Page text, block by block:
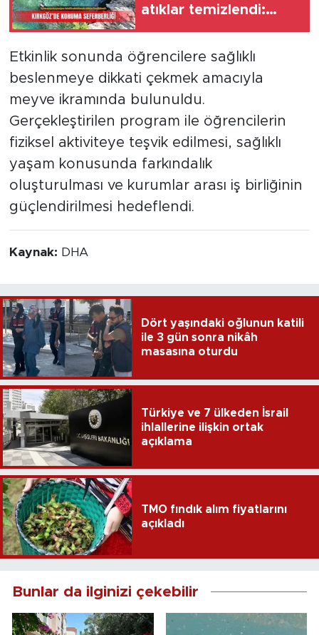
atıklar temizlendi:
Etkinlik sonunda öğrencilere sağlıklı
beslenmeye dikkati çekmek amacıyla
meyve ikramında bulunuldu.
Gerçekleştirilen program ile öğrencilerin
fiziksel aktiviteye teşvik edilmesi, sağlıklı
yaşam konusunda farkındalık
oluşturulması ve kurumlar arası iş birliğinin
güçlendirilmesi hedeflendi.
Kaynak: DHA
Dört yaşındaki oğlunun katili
ile 3 gün sonra nikâh
masasına oturdu
Türkiye ve 7 ülkeden İsrail
ihlallerine ilişkin ortak
açıklama
TMO fındık alım fiyatlarını
açıkladı
Bunlar da ilginizi çekebilir